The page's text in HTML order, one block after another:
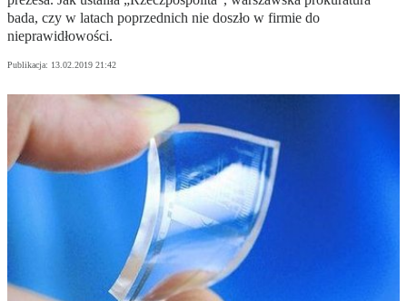
bada, czy w latach poprzednich nie doszło w firmie do
nieprawidłowości.
Publikacja: 13.02.2019 21:42